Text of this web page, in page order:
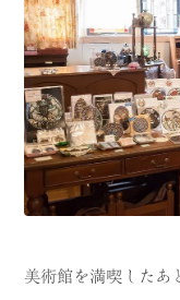
美術館を満喫したあ